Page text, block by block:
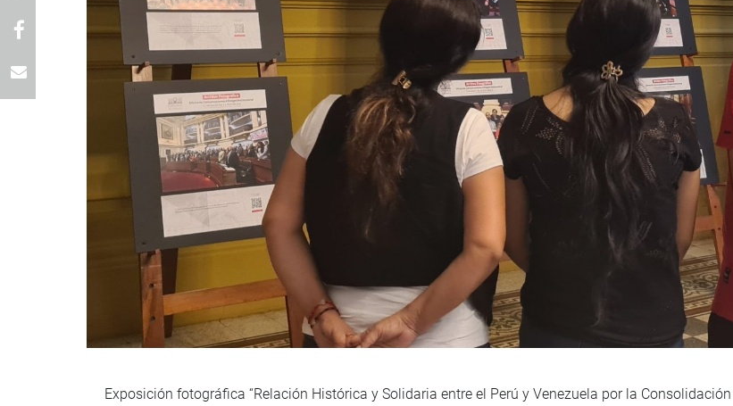
Exposición fotográfica “Relación Histórica y Solidaria entre el Perú y Venezuela por la